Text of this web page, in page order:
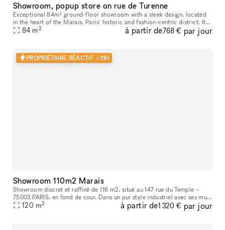
Showroom, popup store on rue de Turenne
Exceptional 84m² ground-floor showroom with a sleek design, located
in the heart of the Marais, Paris’ historic and fashion-centric district. Its
prime location and flexible layout make it ideal for
84 m2 à partir de768 € par jour
PROPRIÉTAIRE RÉACTIF < 11H
Showroom 110m2 Marais
Showroom discret et raffiné de 116 m2, situé au 147 rue du Temple –
75003 PARIS, en fond de cour. Dans un pur style industriel avec ses murs
blancs et son sol en béton, il bénéficie d’une lumière du
120 m2 à partir de1 320 € par jour